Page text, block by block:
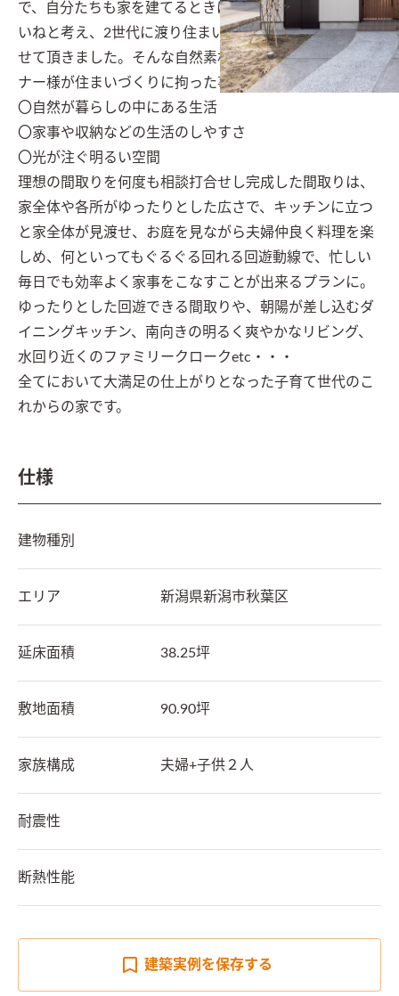
で、自分たちも家を建てるときは自然素材の住まいがい
いねと考え、2世代に渡り住まいづくりのお手伝いをさ
せて頂きました。そんな自然素材の住まいで育ったオー
ナー様が住まいづくりに拘った事は
〇自然が暮らしの中にある生活
〇家事や収納などの生活のしやすさ
〇光が注ぐ明るい空間
理想の間取りを何度も相談打合せし完成した間取りは、
家全体や各所がゆったりとした広さで、キッチンに立つ
と家全体が見渡せ、お庭を見ながら夫婦仲良く料理を楽
しめ、何といってもぐるぐる回れる回遊動線で、忙しい
毎日でも効率よく家事をこなすことが出来るプランに。
ゆったりとした回遊できる間取りや、朝陽が差し込むダ
イニングキッチン、南向きの明るく爽やかなリビング、
水回り近くのファミリークロークetc・・・
全てにおいて大満足の仕上がりとなった子育て世代のこ
れからの家です。
仕様
建物種別
エリア 新潟県新潟市秋葉区
延床面積 38.25坪
敷地面積 90.90坪
家族構成 夫婦+子供２人
耐震性
断熱性能
建築実例を保存する